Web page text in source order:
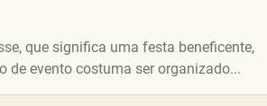
que significa uma festa beneficente,
de evento costuma ser organizado...